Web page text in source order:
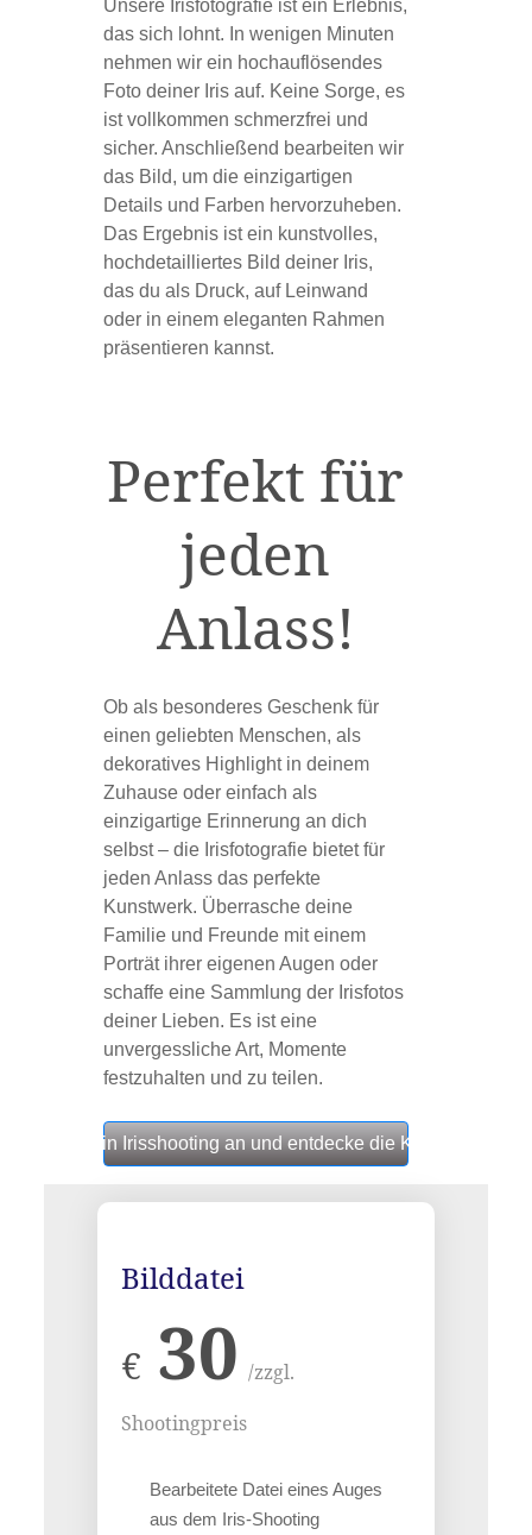
Unsere Irisfotografie ist ein Erlebnis,
das sich lohnt. In wenigen Minuten
nehmen wir ein hochauflösendes
Foto deiner Iris auf. Keine Sorge, es
ist vollkommen schmerzfrei und
sicher. Anschließend bearbeiten wir
das Bild, um die einzigartigen
Details und Farben hervorzuheben.
Das Ergebnis ist ein kunstvolles,
hochdetailliertes Bild deiner Iris,
das du als Druck, auf Leinwand
oder in einem eleganten Rahmen
präsentieren kannst.
Perfekt für
jeden
Anlass!
Ob als besonderes Geschenk für
einen geliebten Menschen, als
dekoratives Highlight in deinem
Zuhause oder einfach als
einzigartige Erinnerung an dich
selbst – die Irisfotografie bietet für
jeden Anlass das perfekte
Kunstwerk. Überrasche deine
Familie und Freunde mit einem
Porträt ihrer eigenen Augen oder
schaffe eine Sammlung der Irisfotos
deiner Lieben. Es ist eine
unvergessliche Art, Momente
festzuhalten und zu teilen.
jetzt für Dein Irisshooting an und entdecke die Kunst in
Bilddatei
€ 30 /zzgl.
Shootingpreis
Bearbeitete Datei eines Auges
aus dem Iris-Shooting